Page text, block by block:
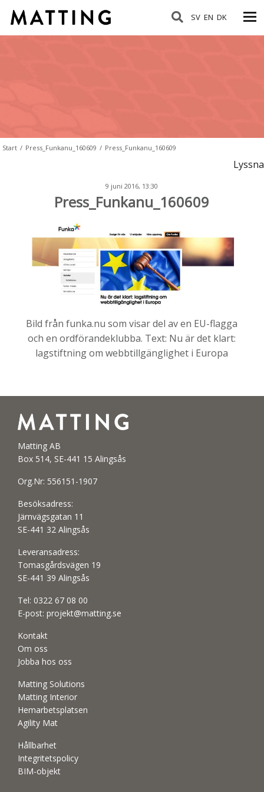
SV EN DK
Start / Press_Funkanu_160609 / Press_Funkanu_160609
Lyssna
9 juni 2016, 13:30
Press_Funkanu_160609
Bild från funka.nu som visar del av en EU-flagga
och en ordförandeklubba. Text: Nu är det klart:
lagstiftning om webbtillgänglighet i Europa
Matting AB
Box 514, SE-441 15 Alingsås
Org.Nr: 556151-1907
Besöksadress:
Järnvägsgatan 11
SE-441 32 Alingsås
Leveransadress:
Tomasgårdsvägen 19
SE-441 39 Alingsås
Tel: 0322 67 08 00
E-post: projekt@matting.se
Kontakt
Om oss
Jobba hos oss
Matting Solutions
Matting Interior
Hemarbetsplatsen
Agility Mat
Hållbarhet
Integritetspolicy
BIM-objekt